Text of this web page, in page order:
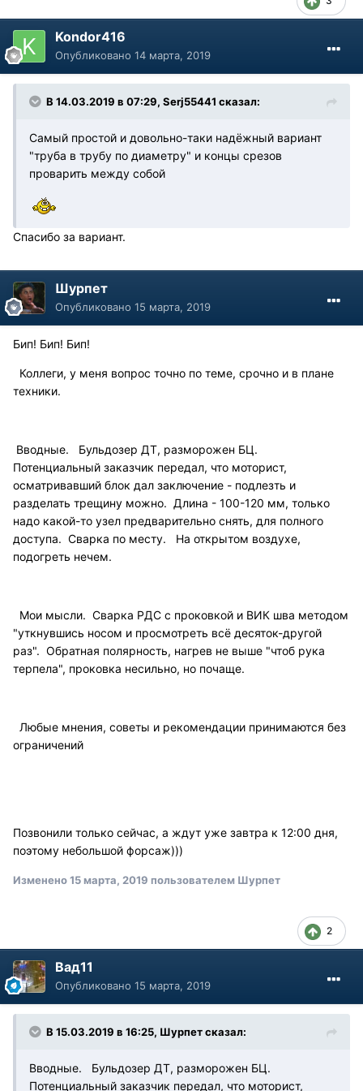
Kondor416
Опубликовано 14 марта, 2019
В 14.03.2019 в 07:29, Serj55441 сказал:
Самый простой и довольно-таки надёжный вариант
"труба в трубу по диаметру" и концы срезов
проварить между собой
Спасибо за вариант.
Шурпет
Опубликовано 15 марта, 2019
Бип! Бип! Бип!
Коллеги, у меня вопрос точно по теме, срочно и в плане
техники.
Вводные. Бульдозер ДТ, разморожен БЦ.
Потенциальный заказчик передал, что моторист,
осматривавший блок дал заключение - подлезть и
разделать трещину можно. Длина - 100-120 мм, только
надо какой-то узел предварительно снять, для полного
доступа. Сварка по месту. На открытом воздухе,
подогреть нечем.
Мои мысли. Сварка РДС с проковкой и ВИК шва методом
"уткнувшись носом и просмотреть всё десяток-другой
раз". Обратная полярность, нагрев не выше "чтоб рука
терпела", проковка несильно, но почаще.
Любые мнения, советы и рекомендации принимаются без
ограничений
Позвонили только сейчас, а ждут уже завтра к 12:00 дня,
поэтому небольшой форсаж)))
Изменено15 марта, 2019 пользователем Шурпет
2
Вад11
Опубликовано 15 марта, 2019
В 15.03.2019 в 16:25, Шурпет сказал:
Вводные. Бульдозер ДТ, разморожен БЦ.
Потенциальный заказчик передал, что моторист,